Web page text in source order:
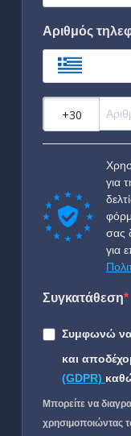
Αριθμός
για
σας
για
Συγκατάθεση
Συμφωνώ να
και
(GDPR)
Μπορείτε να
χρησιμοποιώντας